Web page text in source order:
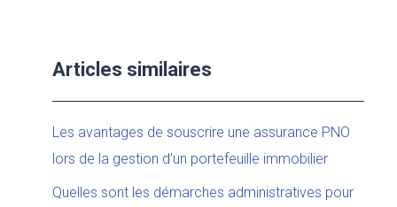
Articles similaires
Les avantages de souscrire une assurance PNO
lors de la gestion d’un portefeuille immobilier
Quelles sont les démarches administratives pour